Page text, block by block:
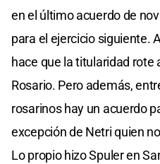
en el último acuerdo de
para el ejercicio siguiente.
hace que la titularidad rote
Rosario. Pero además,
rosarinos hay un acuerdo
excepción de Netri quien
Lo propio hizo Spuler en